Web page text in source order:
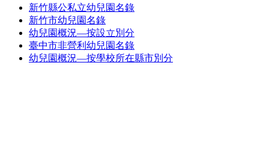
新竹縣公私立幼兒園名錄
新竹市幼兒園名錄
幼兒園概況—按設立別分
臺中市非營利幼兒園名錄
幼兒園概況—按學校所在縣市別分